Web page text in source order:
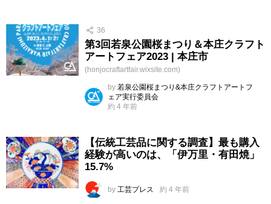
36
第3回若泉公園桜まつり＆本庄クラフト
アートフェア2023 | 本庄市
(honjocraftartfair.wixsite.com)
by 若泉公園桜まつり&本庄クラフトアートフ
ェア実行委員会
約 4 年前
【伝統工芸品に関する調査】最も購入
経験が高いのは、「伊万里・有田焼」
15.7%
by 工芸プレス 約 4 年前